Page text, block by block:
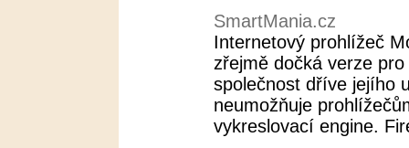
SmartMania.cz
Internetový prohlížeč
zřejmě dočká verze
společnost dříve jejího
neumožňuje
vykreslovací engine.